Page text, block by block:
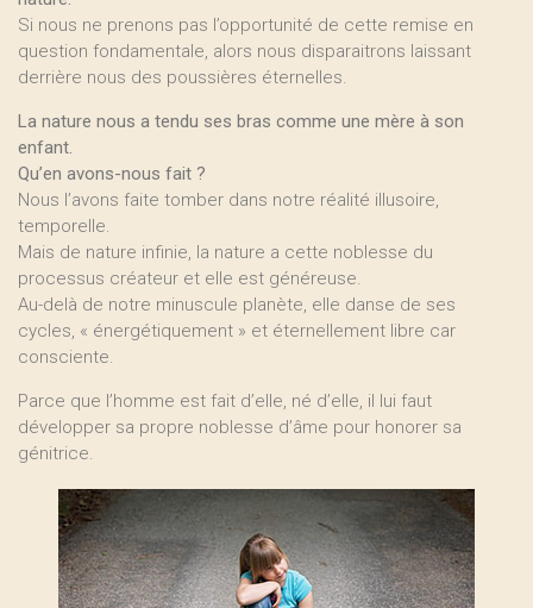
Si nous ne prenons pas l’opportunité de cette remise en
question fondamentale, alors nous disparaitrons laissant
derrière nous des poussières éternelles.
La nature nous a tendu ses bras comme une mère à son
enfant.
Qu’en avons-nous fait ?
Nous l’avons faite tomber dans notre réalité illusoire,
temporelle.
Mais de nature infinie, la nature a cette noblesse du
processus créateur et elle est généreuse.
Au-delà de notre minuscule planète, elle danse de ses
cycles, « énergétiquement » et éternellement libre car
consciente.
Parce que l’homme est fait d’elle, né d’elle, il lui faut
développer sa propre noblesse d’âme pour honorer sa
génitrice.